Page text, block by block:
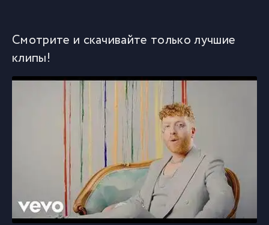
Смотрите и скачивайте только лучшие
клипы!